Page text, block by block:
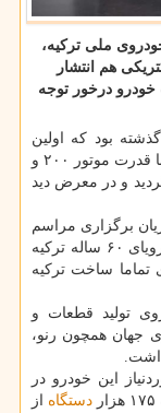
ملی تركیه،
هم انتشار
خودرو درخور توجه
بود كه اولین
خودروی ملی تركیه كه توگ (TOGG) نام دارد، با قدرت موتور ۲۰۰ و
و در معرض دید
برگزاری مراسم
رونمایی از این محصول تصریح كرد: سرانجام رویای ۶۰ ساله تركیه
ساخت تركیه
تولید قطعات و
جهان همچون رنو،
این خودرو در
دستگاه از